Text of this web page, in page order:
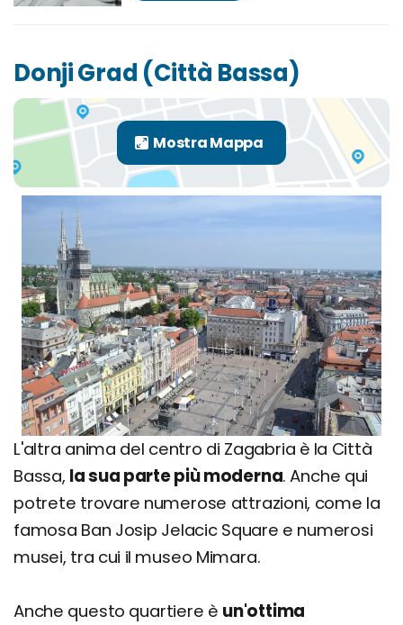
Donji Grad (Città Bassa)
L'altra anima del centro di Zagabria è la Città
Bassa, la sua parte più moderna. Anche qui
potrete trovare numerose attrazioni, come la
famosa Ban Josip Jelacic Square e numerosi
musei, tra cui il museo Mimara.
Anche questo quartiere è un'ottima